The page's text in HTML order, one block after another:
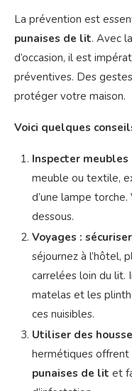
La prévention est
punaises de lit. Avec
d’occasion, il est
préventives. Des
protéger votre maison.
Voici quelques
Inspecter meubles
meuble ou textile,
d’une lampe
dessous.
Voyages :
séjournez à l’hôtel,
carrelées loin du lit.
matelas et les
ces nuisibles.
Utiliser des
hermétiques offrent
punaises de lit et